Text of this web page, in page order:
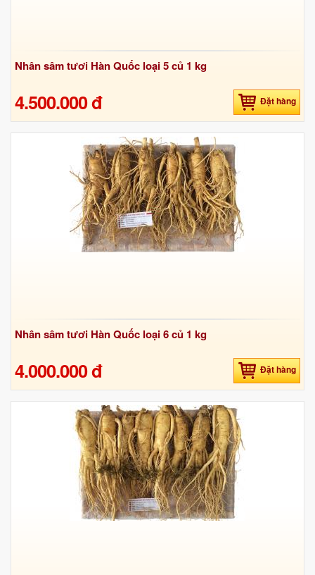
Nhân sâm tươi Hàn Quốc loại 5 củ 1 kg
4.500.000 đ Đặt hàng
Nhân sâm tươi Hàn Quốc loại 6 củ 1 kg
4.000.000 đ Đặt hàng